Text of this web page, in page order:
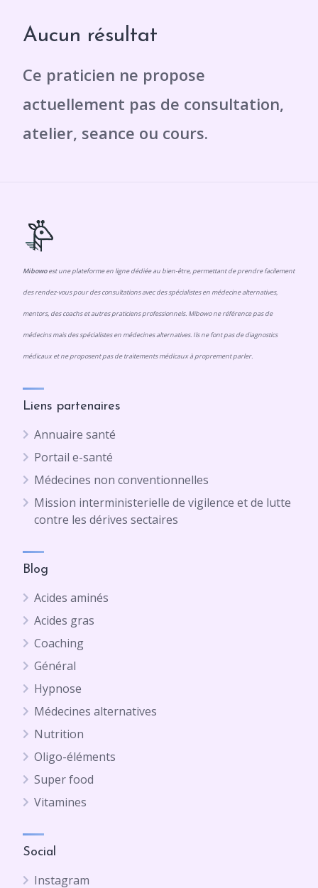
Aucun résultat
Mibowoest une plateforme en ligne dédiée au bien-être, permettant de prendre facilement
des rendez-vous pour des consultations avec des spécialistes en médecine alternatives,
mentors, des coachs et autres praticiens professionnels. Mibowo ne référence pas de
médecins mais des spécialistes en médecines alternatives. Ils ne font pas de diagnostics
médicaux et ne proposent pas de traitements médicaux à proprement parler.
Liens partenaires
Annuaire santé
Portail e-santé
Médecines non conventionnelles
Mission interministerielle de vigilence et de lutte
contre les dérives sectaires
Blog
Acides aminés
Acides gras
Coaching
Général
Hypnose
Médecines alternatives
Nutrition
Oligo-éléments
Super food
Vitamines
Social
Instagram